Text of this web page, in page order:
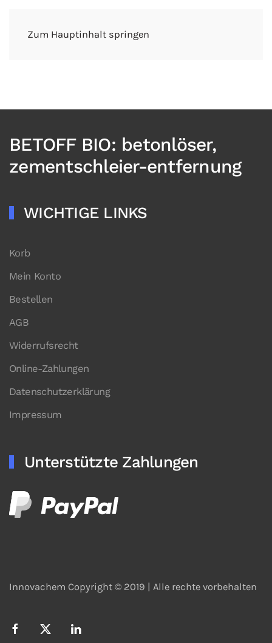
Zum Hauptinhalt springen
BETOFF BIO: betonlöser,
zementschleier-entfernung
WICHTIGE LINKS
Korb
Mein Konto
Bestellen
AGB
Widerrufsrecht
Online-Zahlungen
Datenschutzerklärung
Impressum
Unterstützte Zahlungen
Innovachem Copyright © 2019 | Alle rechte vorbehalten